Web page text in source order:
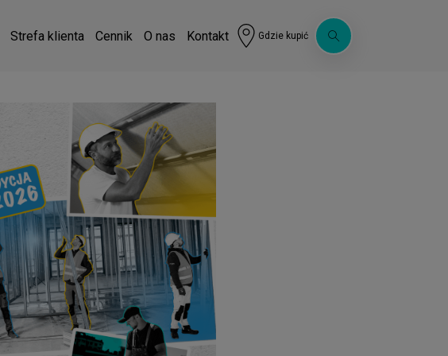
Strefa klienta Cennik O nas Kontakt Gdzie kupić